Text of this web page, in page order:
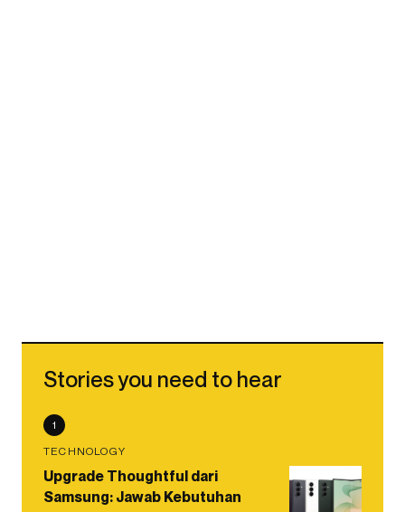
Stories you need to hear
1
TECHNOLOGY
Upgrade Thoughtful dari
Samsung: Jawab Kebutuhan